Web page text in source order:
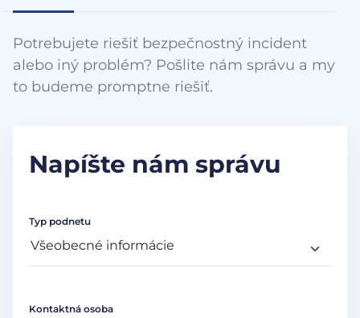
Potrebujete riešiť bezpečnostný incident
alebo iný problém? Pošlite nám správu a my
to budeme promptne riešiť.
Napíšte nám správu
Typ podnetu
Kontaktná osoba